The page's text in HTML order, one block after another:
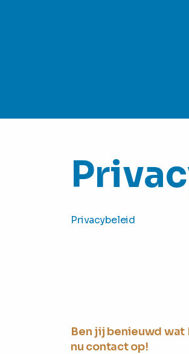
Privacybeleid
Ben jij benieuwd wat
nu contact op!